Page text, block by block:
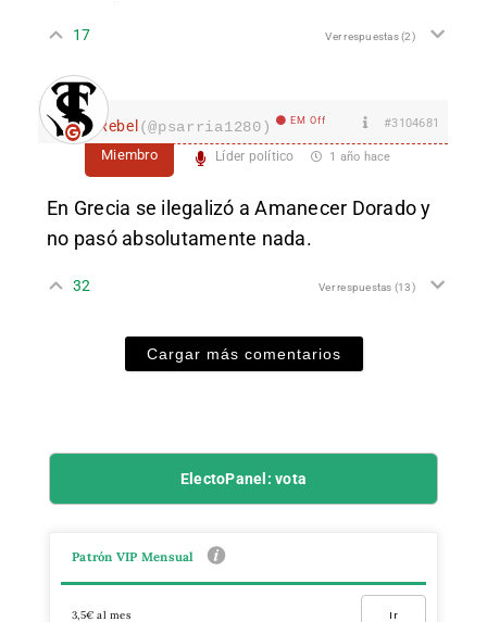
17 Ver respuestas(2)
Rebel(@psarria1280) EM Off #3104681
Miembro Líder político 1 año hace
En Grecia se ilegalizó a Amanecer Dorado y
no pasó absolutamente nada.
32 Ver respuestas (13)
Cargar más comentarios
ElectoPanel: vota
Patrón VIP Mensual
3,5€ al mes Ir